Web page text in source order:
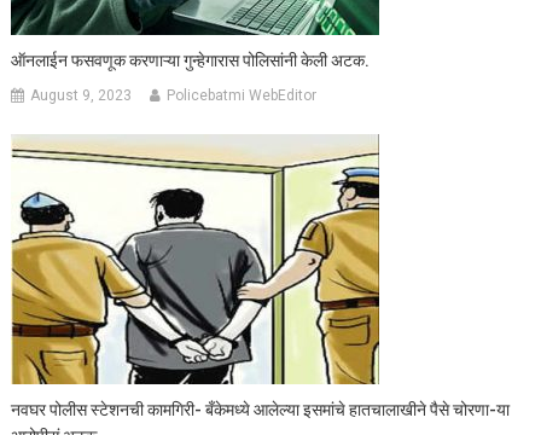
ऑनलाईन फसवणूक करणाऱ्या गुन्हेगारास पोलिसांनी केली अटक.
August 9, 2023 Policebatmi WebEditor
नवघर पोलीस स्टेशनची कामगिरी- बँकेमध्ये आलेल्या इसमांचे हातचालाखीने पैसे चोरणा-या